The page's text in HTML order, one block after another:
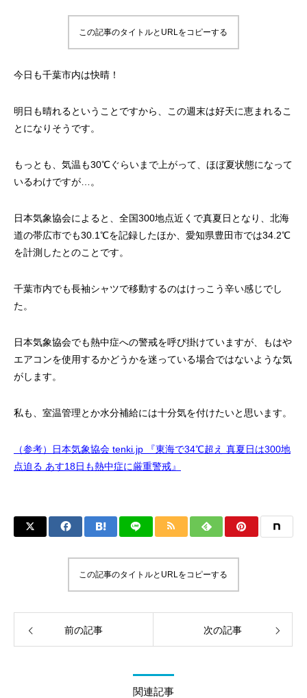
この記事のタイトルとURLをコピーする
今日も千葉市内は快晴！
明日も晴れるということですから、この週末は好天に恵まれるこ
とになりそうです。
もっとも、気温も30℃ぐらいまで上がって、ほぼ夏状態になって
いるわけですが…。
日本気象協会によると、全国300地点近くで真夏日となり、北海
道の帯広市でも30.1℃を記録したほか、愛知県豊田市では34.2℃
を計測したとのことです。
千葉市内でも長袖シャツで移動するのはけっこう辛い感じでし
た。
日本気象協会でも熱中症への警戒を呼び掛けていますが、もはや
エアコンを使用するかどうかを迷っている場合ではないような気
がします。
私も、室温管理とか水分補給には十分気を付けたいと思います。
（参考）日本気象協会 tenki.jp 『東海で34℃超え 真夏日は300地
点迫る あす18日も熱中症に厳重警戒』
この記事のタイトルとURLをコピーする
前の記事 次の記事
関連記事